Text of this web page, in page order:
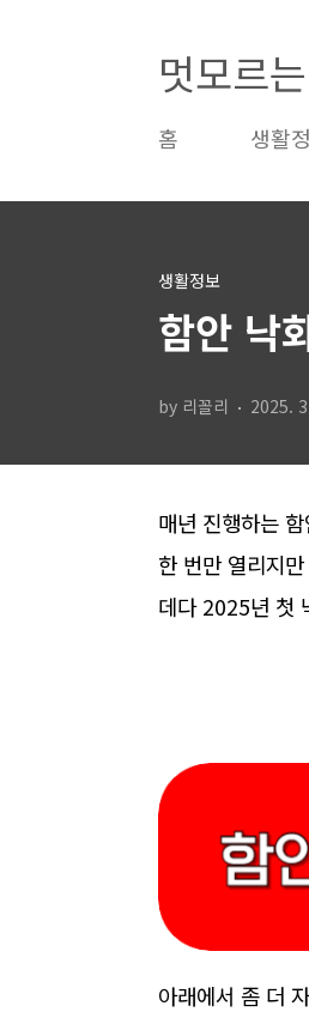
멋모르
홈 생활
생활정보
함안 낙
by 리꼴리 2025.
매년 진행하는
한 번만 열리지
데다 2025년 첫
아래에서 좀 더